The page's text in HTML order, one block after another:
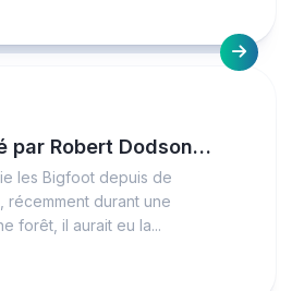
par Robert Dodson…
les Bigfoot depuis de
récemment durant une
forêt, il aurait eu la...